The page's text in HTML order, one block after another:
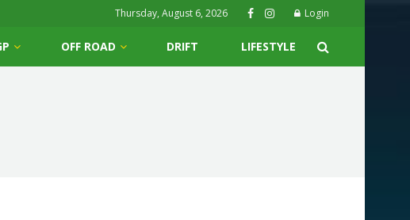
Thursday, August 6, 2026 Login
OFF ROAD DRIFT LIFESTYLE